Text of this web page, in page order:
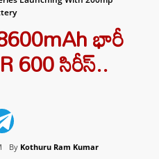
భారీ
600 సిరీస్..
By Kothuru Ram Kumar